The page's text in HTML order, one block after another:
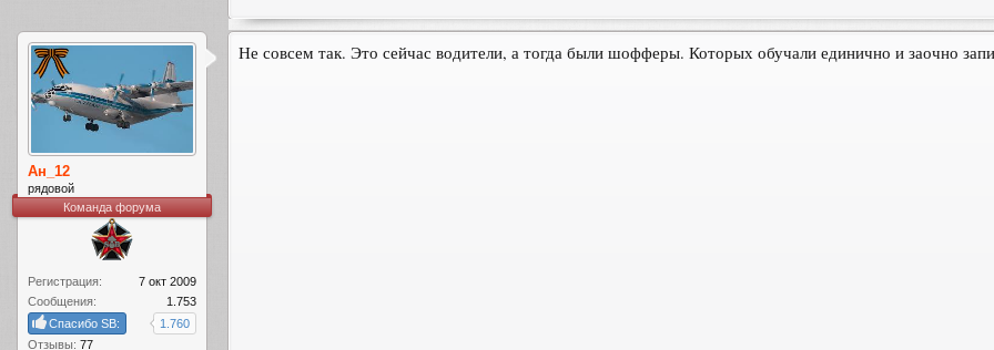
Ан_12
рядовой
Команда форума
Регистрация:
7 окт 2009
Сообщения:
1.753
Спасибо SB:
1.760
Отзывы: 77
Не совсем так. Это сейчас водители, а тогда были шофферы. Которых обучали единично и заочно